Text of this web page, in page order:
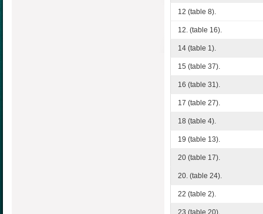
12 (table 8).
12. (table 16).
14 (table 1).
15 (table 37).
16 (table 31).
17 (table 27).
18 (table 4).
19 (table 13).
20 (table 17).
20. (table 24).
22 (table 2).
23 (table 20).